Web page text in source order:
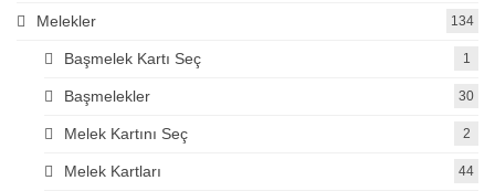
Melekler 134
Başmelek Kartı Seç 1
Başmelekler 30
Melek Kartını Seç 2
Melek Kartları 44